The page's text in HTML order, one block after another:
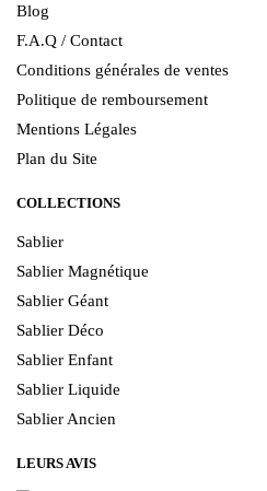
Blog
F.A.Q / Contact
Conditions générales de ventes
Politique de remboursement
Mentions Légales
Plan du Site
COLLECTIONS
Sablier
Sablier Magnétique
Sablier Géant
Sablier Déco
Sablier Enfant
Sablier Liquide
Sablier Ancien
LEURS AVIS